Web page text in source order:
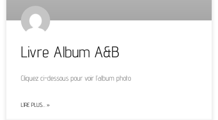
Livre Album A&B
Cliquez ci-dessous pour voir l’album photo
LIRE PLUS… »